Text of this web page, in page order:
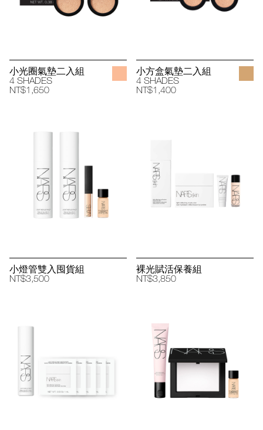
小光圈氣墊二入組
4 SHADES
NT$1,650
小方盒氣墊二入組
4 SHADES
NT$1,400
小燈管雙入囤貨組
NT$3,500
裸光賦活保養組
NT$3,850